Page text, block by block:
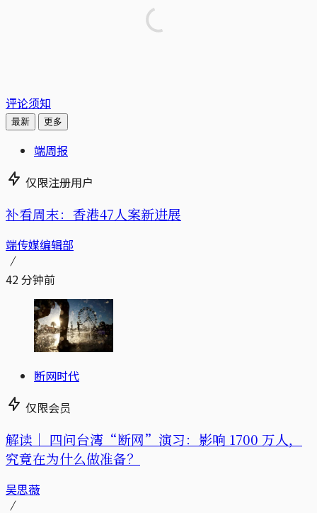
评论须知
最新 更多
端周报
仅限注册用户
补看周末：香港47人案新进展
端传媒编辑部
42 分钟前
断网时代
仅限会员
解读｜ 四问台湾“断网”演习：影响 1700 万人，
究竟在为什么做准备？
吴思薇